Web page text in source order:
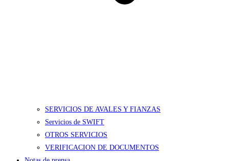
SERVICIOS DE AVALES Y FIANZAS
Servicios de SWIFT
OTROS SERVICIOS
VERIFICACION DE DOCUMENTOS